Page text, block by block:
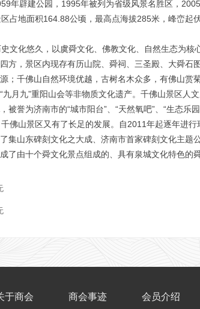
年辟建公园，1995年被列为省级风景名胜区，
占地面积164.88公顷，最高点海拔285米，峰峦起
文化悠久，以虞舜文化、佛教文化、自然生态为核
方，景区内现存有历山院、舜祠、三圣殿、大舜
；千佛山自然环境优越，古树名木众多，有佛山赏
九月九”重阳山会等非物质文化遗产。千佛山景区
被誉为济南市的“城市阳台”、“天然氧吧”、“生态乐园
佛山景区又有了长足的发展。自2011年起逐年进
集山东碑刻文化之大成、济南市首家碑刻文化主
了由十个舜文化景点组成的、具有泉城文化特色的
于商会 商会事迹 会员介绍